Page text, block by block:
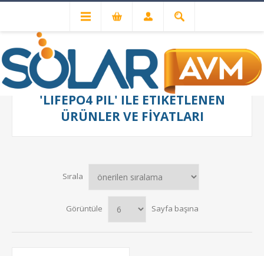
'LIFEPO4 PIL' ILE ETIKETLENEN
ÜRÜNLER VE FIYATLARI
Sırala
Görüntüle Sayfa başına